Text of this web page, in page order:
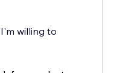
willing to